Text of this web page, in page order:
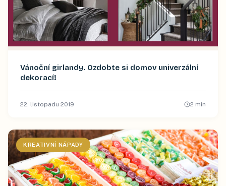
Vánoční girlandy. Ozdobte si domov univerzální
dekorací!
22. listopadu 2019 2 min
KREATIVNÍ NÁPADY